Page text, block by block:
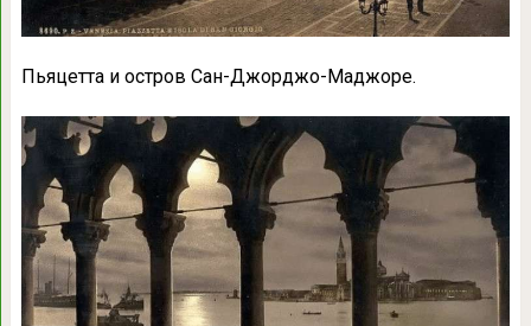
Пьяцетта и остров Сан-Джорджо-Маджоре.